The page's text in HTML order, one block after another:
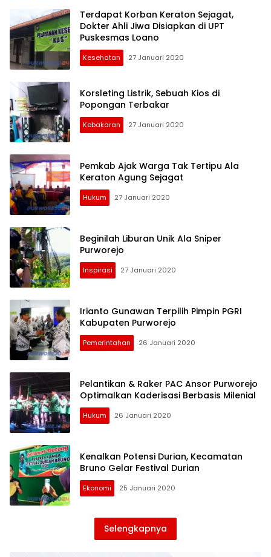
Purworejo24.comTerdapat Korban Keraton Sejagat,
Dokter Ahli Jiwa Disiapkan di UPT
Puskesmas Loano
Kesehatan 27 Januari 2020
Korsleting Listrik, Sebuah Kios di
Popongan Terbakar
Kebakaran 27 Januari 2020
Pemkab Ajak Warga Tak Tertipu Ala
Keraton Agung Sejagat
Hukum 27 Januari 2020
Beginilah Liburan Unik Ala Sniper
Purworejo
Inspirasi 27 Januari 2020
Irianto Gunawan Terpilih Pimpin PGRI
Kabupaten Purworejo
Pemerintahan 26 Januari 2020
Pelantikan & Raker PAC Ansor Purworejo
Optimalkan Kaderisasi Berbasis Milenial
Hukum 26 Januari 2020
Kenalkan Potensi Durian, Kecamatan
Bruno Gelar Festival Durian
Ekonomi 25 Januari 2020
Selengkapnya